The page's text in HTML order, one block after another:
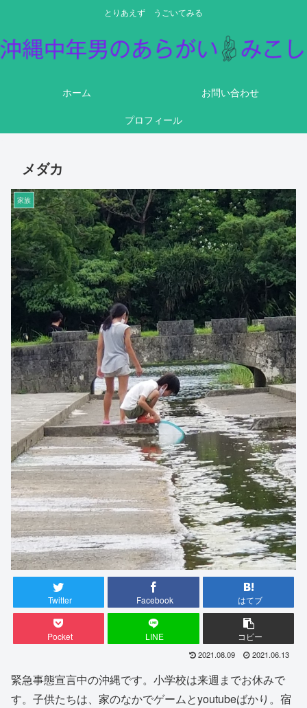
とりあえず うごいてみる
ホーム
お問い合わせ
プロフィール
メダカ
家族
Twitter Facebook はてブ
Pocket LINE コピー
2021.08.09 2021.06.13
緊急事態宣言中の沖縄です。小学校は来週までお休みで
す。子供たちは、家のなかでゲームとyoutubeばかり。宿